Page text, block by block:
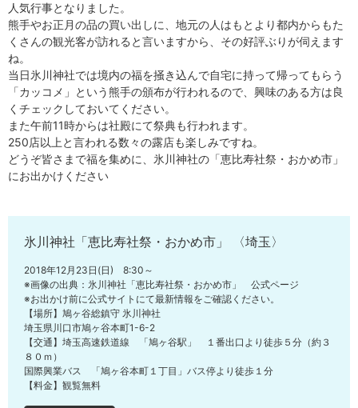
人気行事となりました。
熊手やお正月の品の買い出しに、地元の人はもとより都内からもた
くさんの観光客が訪れると言いますから、その好評ぶりが伺えます
ね。
当日氷川神社では境内の福を掻き込んで自宅に持って帰ってもらう
「カッコメ」という熊手の頒布が行われるので、興味のある方は良
くチェックしておいてください。
また午前11時からは社殿にて祭典も行われます。
250店以上と言われる数々の露店も楽しみですね。
どうぞ皆さまで福を集めに、氷川神社の「恵比寿社祭・おかめ市」
にお出かけください
氷川神社「恵比寿社祭・おかめ市」 〈埼玉〉
2018年12月23日(日) 8:30～
※画像の出典：氷川神社「恵比寿社祭・おかめ市」 公式ページ
※お出かけ前に公式サイトにて最新情報をご確認ください。
【場所】鳩ヶ谷総鎮守 氷川神社
埼玉県川口市鳩ヶ谷本町1-6-2
【交通】埼玉高速鉄道線 「鳩ヶ谷駅」 １番出口より徒歩５分（約３
８０ｍ）
国際興業バス 「鳩ヶ谷本町１丁目」バス停より徒歩１分
【料金】観覧無料